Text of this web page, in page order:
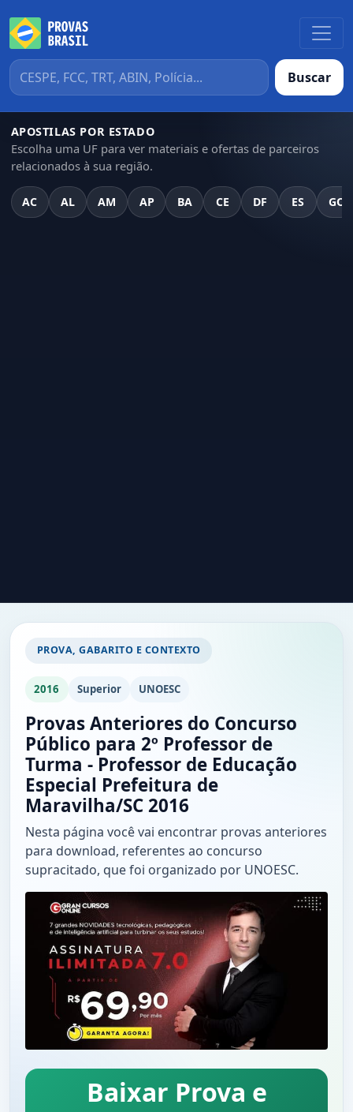
Buscar
APOSTILAS POR ESTADO
Escolha uma UF para ver materiais e ofertas de parceiros
relacionados à sua região.
AC AL AM AP BA CE DF ES GO
PROVA, GABARITO E CONTEXTO
2016 Superior UNOESC
Provas Anteriores do Concurso
Público para 2º Professor de
Turma - Professor de Educação
Especial Prefeitura de
Maravilha/SC 2016
Nesta página você vai encontrar provas anteriores
para download, referentes ao concurso
supracitado, que foi organizado por UNOESC.
Baixar Prova e